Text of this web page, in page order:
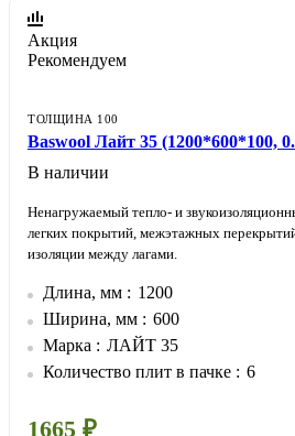
Акция
Рекомендуем
ТОЛЩИНА 100
Baswool Лайт 35 (1200*600*100,
В наличии
Ненагружаемый тепло- и
легких покрытий, межэтажных
изоляции между лагами.
Длина, мм
1200
Ширина, мм
600
Марка
ЛАЙТ 35
Количество плит в пачке
6
1665 ₽